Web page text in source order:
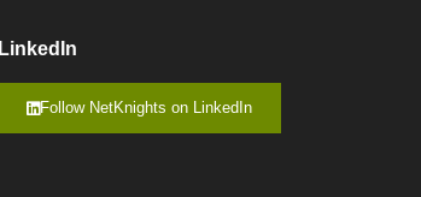
LinkedIn
Follow NetKnights on LinkedIn